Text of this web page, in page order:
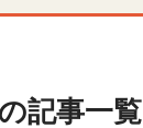
記事一覧